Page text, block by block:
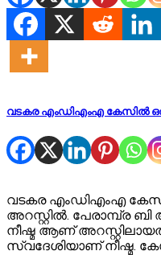
വടകര എംഡിഎംഎ കേസില്‍
വടകര എംഡിഎംഎ
അറസ്റ്റില്‍. പേരാമ്പ്ര
നീഷ്മ ആണ്
സ്വദേശിയാണ് നീഷ്മ.